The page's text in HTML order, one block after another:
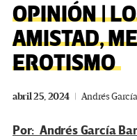
OPINIÓN |
AMISTAD,
EROTISMO
abril 25, 2024 Andrés
Por: Andrés García